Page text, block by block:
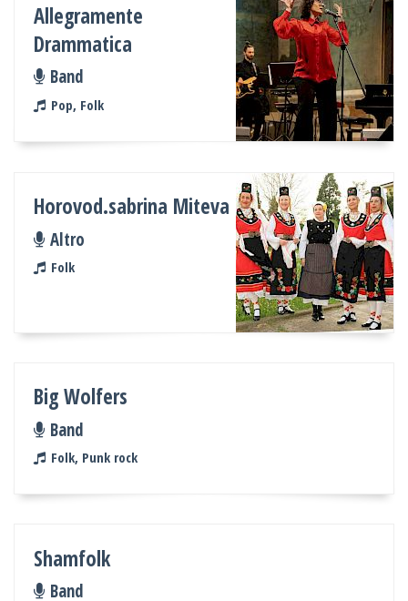
Allegramente
Drammatica
Band
Pop, Folk
Horovod.sabrina Miteva
Altro
Folk
Big Wolfers
Band
Folk, Punk rock
Shamfolk
Band